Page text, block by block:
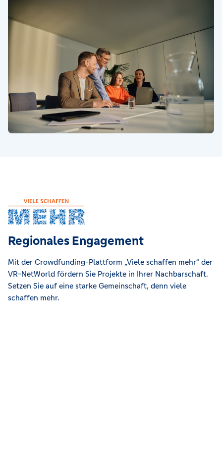
Regionales Engagement
Mit der Crowdfunding-Plattform „Viele schaffen mehr“ der
VR-NetWorld fördern Sie Projekte in Ihrer Nachbarschaft.
Setzen Sie auf eine starke Gemeinschaft, denn viele
schaffen mehr.